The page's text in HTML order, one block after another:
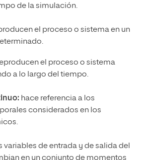
de la simulación.
el proceso o sistema en un
el proceso o sistema
a lo largo del tiempo.
hace referencia a los
considerados en los
variables de entrada y de salida del
en un conjunto de momentos